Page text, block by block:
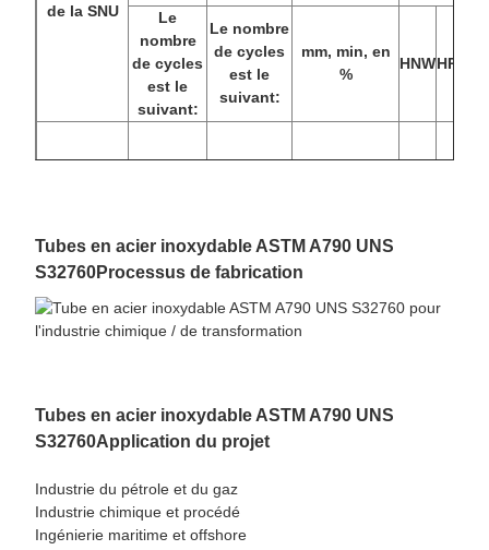
de la SNU
Le
nombre
de cycles
est le
suivant:
Le nombre
de cycles
est le
suivant:
mm, min, en
%
HNWHRC
Tubes en acier inoxydable ASTM A790 UNS
S32760Processus de fabrication
Tubes en acier inoxydable ASTM A790 UNS
S32760Application du projet
Industrie du pétrole et du gaz
Industrie chimique et procédé
Ingénierie maritime et offshore